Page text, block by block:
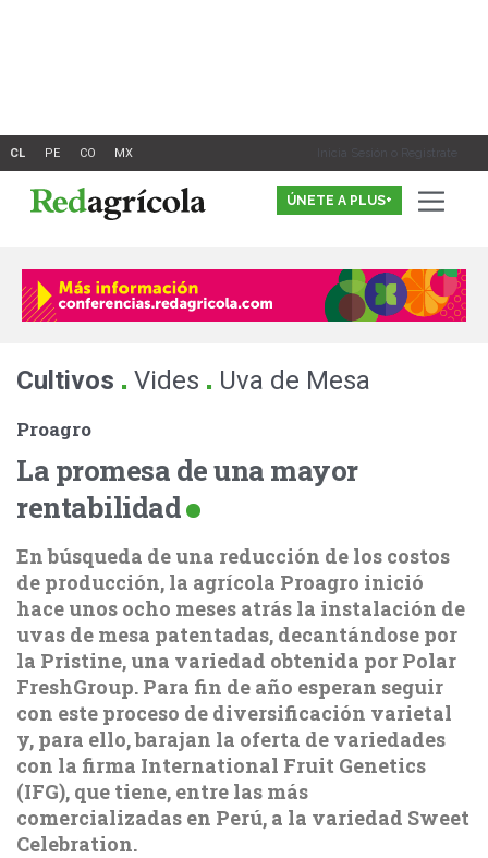
Inicia Sesión o Registrate
ÚNETE A PLUS+
Cultivos . Vides . Uva de Mesa
Proagro
La promesa de una mayor
rentabilidad
En búsqueda de una reducción de los costos
de producción, la agrícola Proagro inició
hace unos ocho meses atrás la instalación de
uvas de mesa patentadas, decantándose por
la Pristine, una variedad obtenida por Polar
FreshGroup. Para fin de año esperan seguir
con este proceso de diversificación varietal
y, para ello, barajan la oferta de variedades
con la firma International Fruit Genetics
(IFG), que tiene, entre las más
comercializadas en Perú, a la variedad Sweet
Celebration.